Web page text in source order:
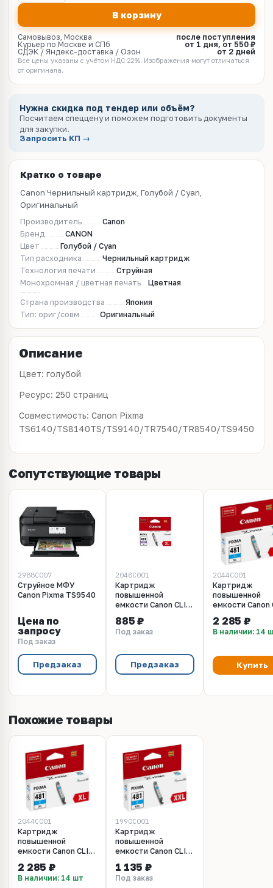
В корзину
Самовывоз, Москва
после поступления
Курьер по Москве и СПб
от 1 дня, от 550 ₽
СДЭК / Яндекс-доставка / Озон
от 2 дней
Все цены указаны с учётом НДС 22%. Изображения могут отличаться
от оригинала.
Нужна скидка под тендер или объём?
Посчитаем спеццену и поможем подготовить документы
для закупки.
Запросить КП →
Кратко о товаре
Canon Чернильный картридж, Голубой / Cyan,
Оригинальный
Производитель
Canon
Бренд
CANON
Цвет
Голубой / Cyan
Тип расходника
Чернильный картридж
Технология печати
Струйная
Монохромная / цветная печать
Цветная
Страна производства
Япония
Тип: ориг/совм
Оригинальный
Описание
Цвет: голубой
Ресурс: 250 страниц
Совместимость: Canon Pixma
TS6140/TS8140TS/TS9140/TR7540/TR8540/TS9450
Сопутствующие товары
2988C007
Струйное МФУ
Canon Pixma TS9540
Цена по
запросу
Под заказ
Предзаказ
2048C001
Картридж
повышенной
емкости Canon CLI-
голубой (2048C001)
885 ₽
Под заказ
Предзаказ
2044C001
Картридж
повышенной
емкости Canon
(2044C001)
2 285 ₽
В наличии: 14
Купить
Похожие товары
2044C001
Картридж
повышенной
емкости Canon CLI-
(2044C001)
2 285 ₽
В наличии: 14 шт
1990C001
Картридж
повышенной
емкости Canon CLI-
(1990C001)
1 135 ₽
Под заказ